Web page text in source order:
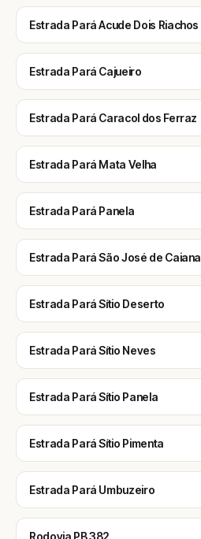
Estrada Pará Acude Dois Riachos
Estrada Pará Cajueiro
Estrada Pará Caracol dos Ferraz
Estrada Pará Mata Velha
Estrada Pará Panela
Estrada Pará São José de Caiana
Estrada Pará Sítio Deserto
Estrada Pará Sítio Neves
Estrada Pará Sítio Panela
Estrada Pará Sítio Pimenta
Estrada Pará Umbuzeiro
Rodovia PB 382